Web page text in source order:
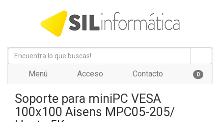
Menú Acceso Contacto 0
Soporte para miniPC VESA
100x100 Aisens MPC05-205/